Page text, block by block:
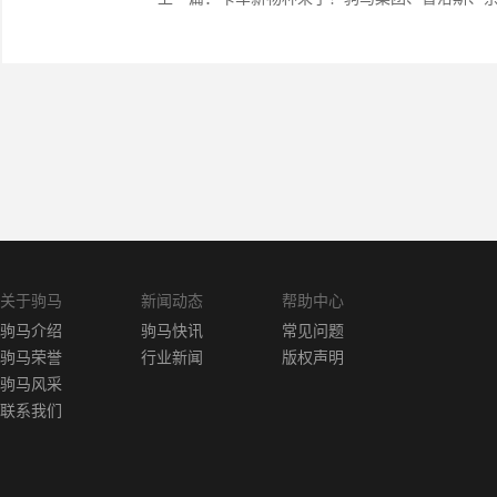
关于驹马
驹马介绍
驹马荣誉
驹马风采
联系我们
新闻动态
驹马快讯
行业新闻
帮助中心
常见问题
版权声明